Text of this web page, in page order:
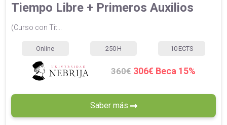
Tiempo Libre + Primeros Auxilios
(Curso con Tit...
Online 250 H 10 ECTS
360€ 306€ Beca 15%
Saber más